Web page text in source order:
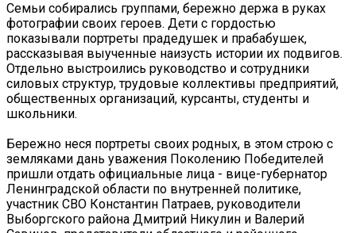
Семьи собирались группами, бережно держа в руках
фотографии своих героев. Дети с гордостью
показывали портреты прадедушек и прабабушек,
рассказывая выученные наизусть истории их подвигов.
Отдельно выстроились руководство и сотрудники
силовых структур, трудовые коллективы предприятий,
общественных организаций, курсанты, студенты и
школьники.
Бережно неся портреты своих родных, в этом строю с
земляками дань уважения Поколению Победителей
пришли отдать официальные лица - вице-губернатор
Ленинградской области по внутренней политике,
участник СВО Константин Патраев, руководители
Выборгского района Дмитрий Никулин и Валерий